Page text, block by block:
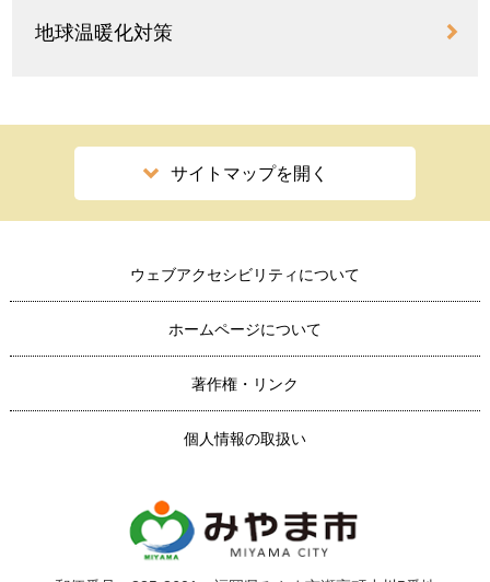
地球温暖化対策
サイトマップを開く
ウェブアクセシビリティについて
ホームページについて
著作権・リンク
個人情報の取扱い